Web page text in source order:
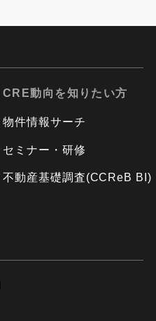
CRE動向を知りたい方
物件情報サーチ
セミナー・研修
不動産基礎調査(CCReB BI)